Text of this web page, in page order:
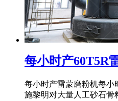
每小时产60T5R
每小时产雷蒙磨粉机每小
施黎明对大量人工砂石骨